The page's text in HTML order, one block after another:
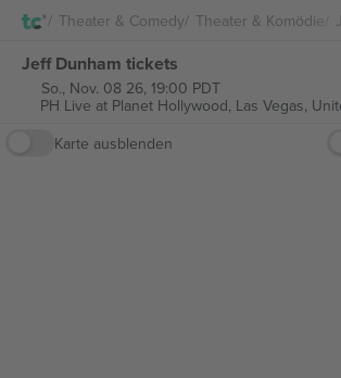
Theater & Comedy Theater & Komödie
Einloggen
Jeff Dunham tickets
So., Nov. 08 26, 19:00 PDT
PH Live at Planet Hollywood, Las Vegas,
Karte ausblenden